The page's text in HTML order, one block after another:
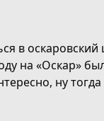
в
на «Оскар»
ну